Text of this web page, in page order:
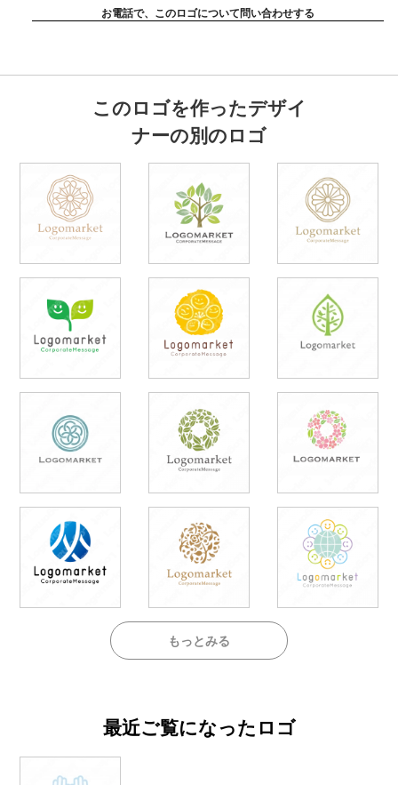
お電話で、このロゴについて問い合わせする
このロゴを作ったデザイ
ナーの別のロゴ
もっとみる
最近ご覧になったロゴ